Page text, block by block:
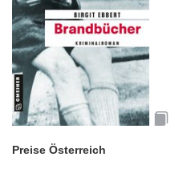
Preise Österreich